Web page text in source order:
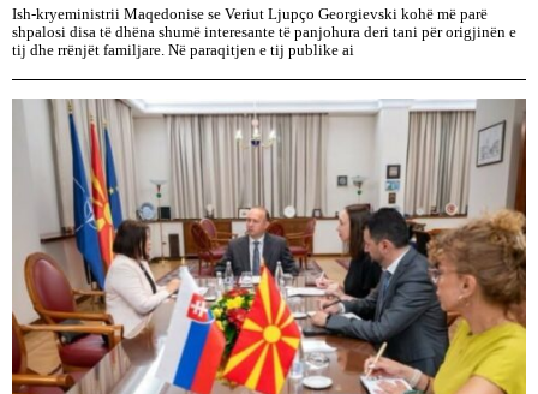
Ish-kryeministrii Maqedonise se Veriut Ljupço Georgievski kohë më parë
shpalosi disa të dhëna shumë interesante të panjohura deri tani për origjinën e
tij dhe rrënjët familjare. Në paraqitjen e tij publike ai